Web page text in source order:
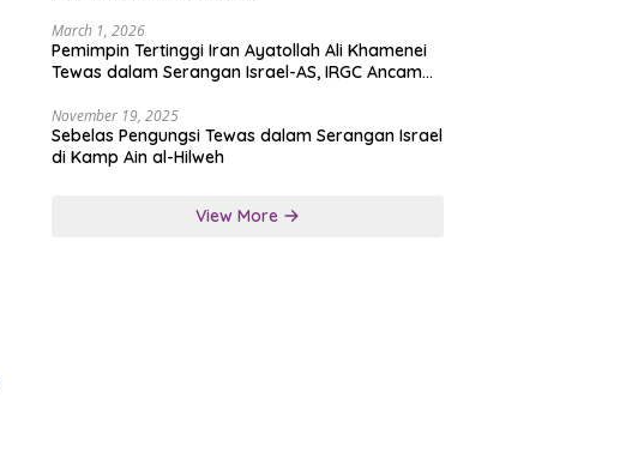
March 1, 2026
Pemimpin Tertinggi Iran Ayatollah Ali Khamenei
Tewas dalam Serangan Israel-AS, IRGC Ancam
November 19, 2025
Sebelas Pengungsi Tewas dalam Serangan Israel
di Kamp Ain al-Hilweh
View More